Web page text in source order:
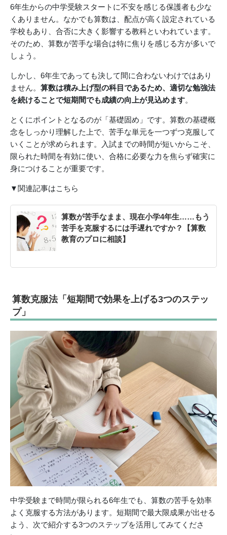
6年生からの中学受験スタートに不安を感じる保護者も少な
くありません。なかでも算数は、配点が高く設定されている
学校もあり、合否に大きく影響する教科といわれています。
そのため、算数が苦手な場合は特に焦りを感じる方が多いで
しょう。
しかし、6年生であっても決して間に合わないわけではあり
ません。 算数は積み上げ型の科目であるため、適切な勉強法
を続けることで短期間でも成績の向上が見込めます。
とくにポイントとなるのが「基礎固め」です。算数の基礎概
念をしっかり理解した上で、苦手な単元を一つずつ克服して
いくことが求められます。入試までの時間が短いからこそ、
限られた時間を有効に使い、合格に必要な力を焦らず確実に
身につけることが重要です。
▼関連記事はこちら
算数が苦手なまま、現在小学4年生……もう
苦手を克服するには手遅れですか？【算数
教育のプロに相談】
算数克服法「短期間で効果を上げる3つのステッ
プ」
中学受験まで時間が限られる6年生でも、算数の苦手を効率
よく克服する方法があります。短期間で最大限成果が出せる
よう、次で紹介する3つのステップを活用してみてくださ